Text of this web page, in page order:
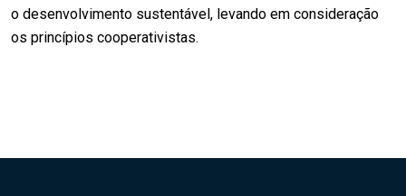
o desenvolvimento sustentável, levando em consideração
os princípios cooperativistas.